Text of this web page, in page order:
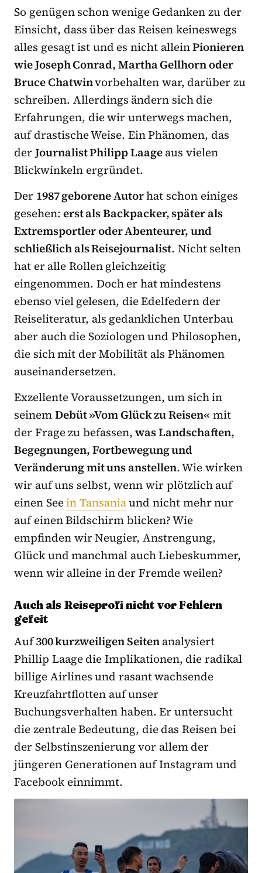
So genügen schon wenige Gedanken zu der
Einsicht, dass über das Reisen keineswegs
alles gesagt ist und es nicht alleinPionieren
wie Joseph Conrad, Martha Gellhorn oder
Bruce Chatwinvorbehalten war, darüber zu
schreiben. Allerdings ändern sich die
Erfahrungen, die wir unterwegs machen,
auf drastische Weise. Ein Phänomen, das
derJournalist Philipp Laageaus vielen
Blickwinkeln ergründet.
Der 1987 geborene Autorhat schon einiges
gesehen:erst als Backpacker, später als
Extremsportler oder Abenteurer, und
schließlich als Reisejournalist. Nicht selten
hat er alle Rollen gleichzeitig
eingenommen. Doch er hat mindestens
ebenso viel gelesen, die Edelfedern der
Reiseliteratur, als gedanklichen Unterbau
aber auch die Soziologen und Philosophen,
die sich mit der Mobilität als Phänomen
auseinandersetzen.
Exzellente Voraussetzungen, um sich in
seinemDebüt »Vom Glück zu Reisen« mit
der Frage zu befassen,was Landschaften,
Begegnungen, Fortbewegung und
Veränderung mit uns anstellen. Wie wirken
wir auf uns selbst, wenn wir plötzlich auf
einen Seein Tansaniaund nicht mehr nur
auf einen Bildschirm blicken? Wie
empfinden wir Neugier, Anstrengung,
Glück und manchmal auch Liebeskummer,
wenn wir alleine in der Fremde weilen?
Auch als Reiseprofi nicht vor Fehlern
gefeit
Auf300 kurzweiligen Seitenanalysiert
Phillip Laage die Implikationen, die radikal
billige Airlines und rasant wachsende
Kreuzfahrtflotten auf unser
Buchungsverhalten haben. Er untersucht
die zentrale Bedeutung, die das Reisen bei
der Selbstinszenierung vor allem der
jüngeren Generationen auf Instagram und
Facebook einnimmt.